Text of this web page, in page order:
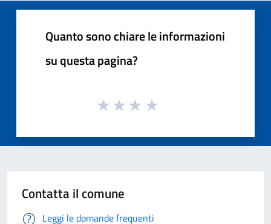
Quanto sono chiare le informazioni
su questa pagina?
Contatta il comune
Leggi le domande frequenti